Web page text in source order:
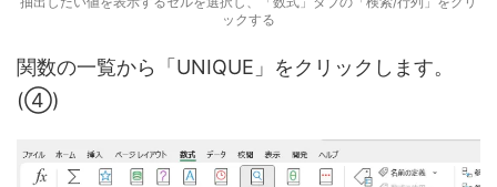
ックする
関数の一覧から「UNIQUE」をクリックします。
(④)